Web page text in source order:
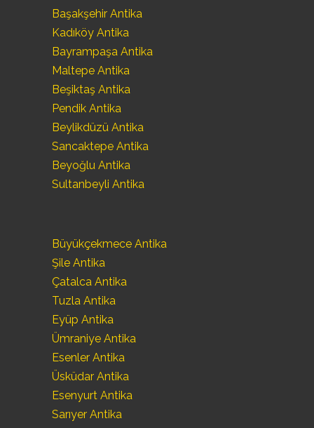
Başakşehir Antika
Kadıköy Antika
Bayrampaşa Antika
Maltepe Antika
Beşiktaş Antika
Pendik Antika
Beylikdüzü Antika
Sancaktepe Antika
Beyoğlu Antika
Sultanbeyli Antika
Büyükçekmece Antika
Şile Antika
Çatalca Antika
Tuzla Antika
Eyüp Antika
Ümraniye Antika
Esenler Antika
Üsküdar Antika
Esenyurt Antika
Sarıyer Antika